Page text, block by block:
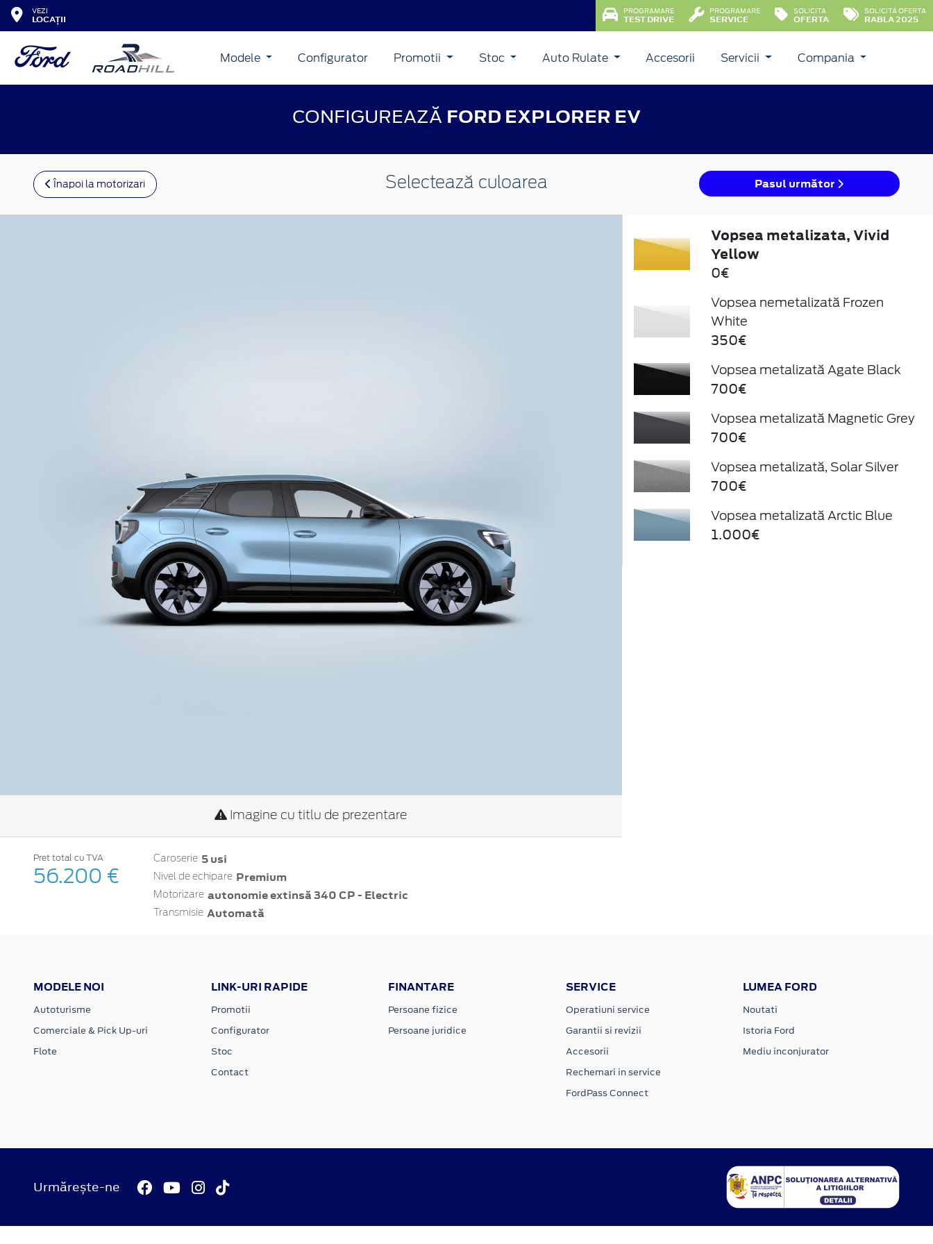
VEZI
LOCAȚII
PROGRAMARE
TEST DRIVE
PROGRAMARE
SERVICE
SOLICITA
OFERTA
SOLICITA OFERTA
RABLA 2025
Modele Configurator Promotii Stoc Auto Rulate Accesorii Servicii Compania
CONFIGUREAZĂ FORD EXPLORER EV
Înapoi la motorizari Selectează culoarea Pasul următor
Imagine cu titlu de prezentare
Pret total cu TVA
56.200 €
Caroserie 5 usi
Nivel de echipare Premium
Motorizare autonomie extinsă 340 CP - Electric
Transmisie Automată
Vopsea metalizata, Vivid
Yellow
0€
Vopsea nemetalizată Frozen
White
350€
Vopsea metalizată Agate Black
700€
Vopsea metalizată Magnetic Grey
700€
Vopsea metalizată, Solar Silver
700€
Vopsea metalizată Arctic Blue
1.000€
MODELE NOI
Autoturisme
Comerciale & Pick Up-uri
Flote
LINK-URI RAPIDE
Promotii
Configurator
Stoc
Contact
FINANTARE
Persoane fizice
Persoane juridice
SERVICE
Operatiuni service
Garantii si revizii
Accesorii
Rechemari in service
FordPass Connect
LUMEA FORD
Noutati
Istoria Ford
Mediu inconjurator
Urmărește-ne